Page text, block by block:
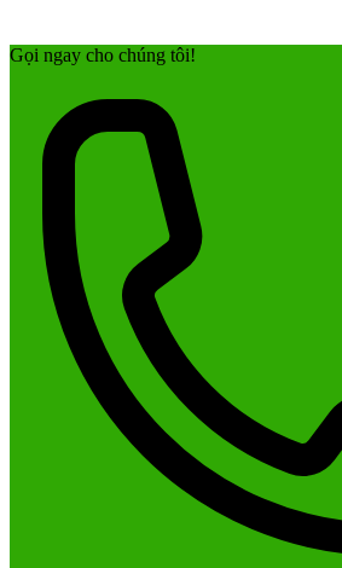
Gọi ngay cho chúng tôi!